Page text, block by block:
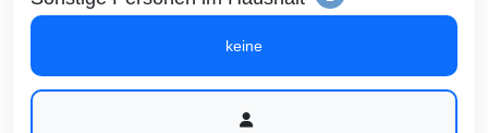
keine